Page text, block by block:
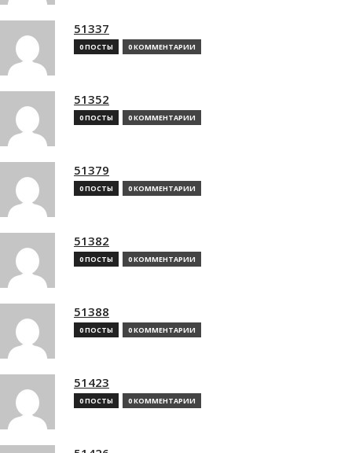
51337
0 ПОСТЫ 0 КОММЕНТАРИИ
51352
0 ПОСТЫ 0 КОММЕНТАРИИ
51379
0 ПОСТЫ 0 КОММЕНТАРИИ
51382
0 ПОСТЫ 0 КОММЕНТАРИИ
51388
0 ПОСТЫ 0 КОММЕНТАРИИ
51423
0 ПОСТЫ 0 КОММЕНТАРИИ